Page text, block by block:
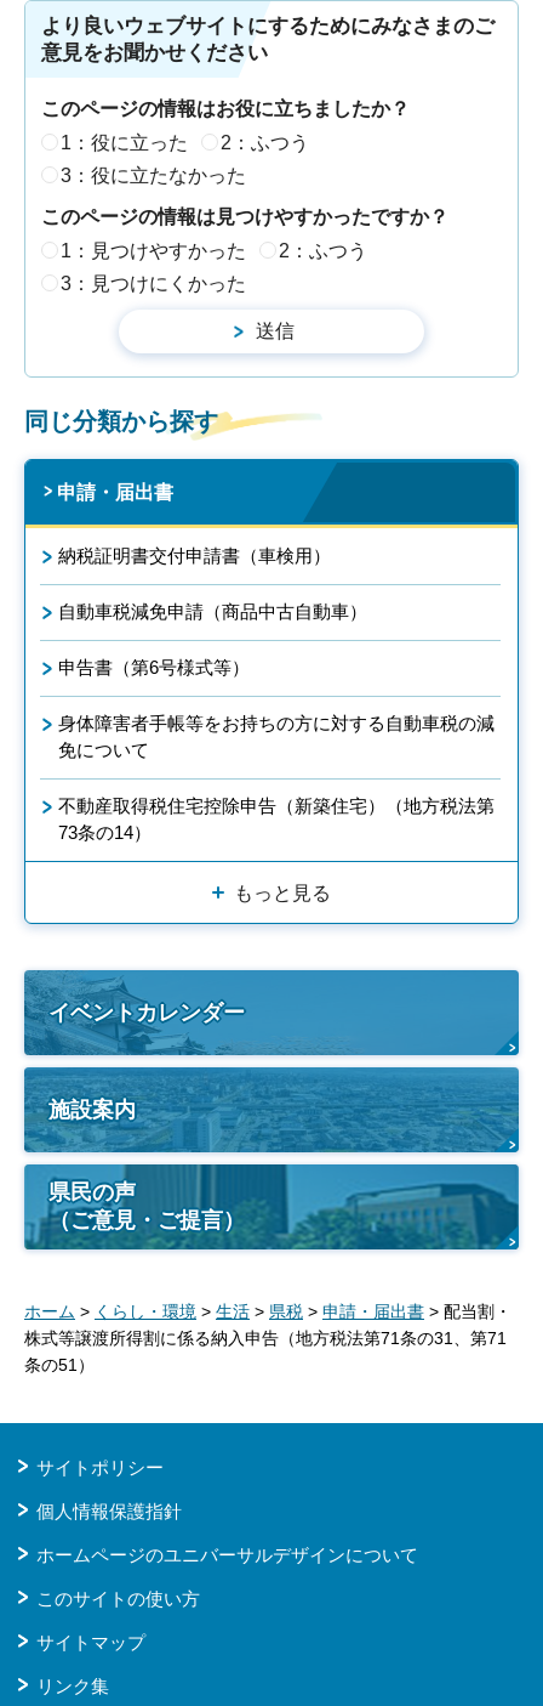
より良いウェブサイトにするためにみなさまのご
意見をお聞かせください
このページの情報はお役に立ちましたか？
1：役に立った
2：ふつう
3：役に立たなかった
このページの情報は見つけやすかったですか？
1：見つけやすかった
2：ふつう
3：見つけにくかった
同じ分類から探す
申請・届出書
納税証明書交付申請書（車検用）
自動車税減免申請（商品中古自動車）
申告書（第6号様式等）
身体障害者手帳等をお持ちの方に対する自動車税の減
免について
不動産取得税住宅控除申告（新築住宅）（地方税法第
73条の14）
もっと見る
イベントカレンダー
施設案内
県民の声
（ご意見・ご提言）
ホーム > くらし・環境 > 生活 > 県税 > 申請・届出書 > 配当割・
株式等譲渡所得割に係る納入申告（地方税法第71条の31、第71
条の51）
サイトポリシー
個人情報保護指針
ホームページのユニバーサルデザインについて
このサイトの使い方
サイトマップ
リンク集